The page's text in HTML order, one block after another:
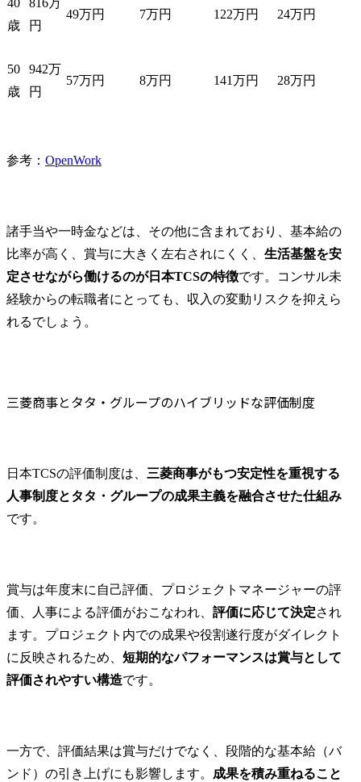
40
歳
816万
円
49万円 7万円 122万円 24万円
50
歳
942万
円
57万円 8万円 141万円 28万円
参考： OpenWork
諸手当や一時金などは、その他に含まれており、基本給の
比率が高く、賞与に大きく左右されにくく、 生活基盤を安
定させながら働けるのが日本TCSの特徴です。コンサル未
経験からの転職者にとっても、収入の変動リスクを抑えら
れるでしょう。
三菱商事とタタ・グループのハイブリッドな評価制度
日本TCSの評価制度は、 三菱商事がもつ安定性を重視する
人事制度とタタ・グループの成果主義を融合させた仕組み
です。
賞与は年度末に自己評価、プロジェクトマネージャーの評
価、人事による評価がおこなわれ、 評価に応じて決定され
ます。プロジェクト内での成果や役割遂行度がダイレクト
に反映されるため、 短期的なパフォーマンスは賞与として
評価されやすい構造です。
一方で、評価結果は賞与だけでなく、段階的な基本給（バ
ンド）の引き上げにも影響します。 成果を積み重ねること